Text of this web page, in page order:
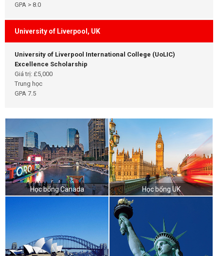
GPA > 8.0
University of Liverpool, UK
University of Liverpool International College (UoLIC)
Excellence Scholarship
Giá trị: £5,000
Trung học
GPA 7.5
Học bổng Canada Học bổng UK